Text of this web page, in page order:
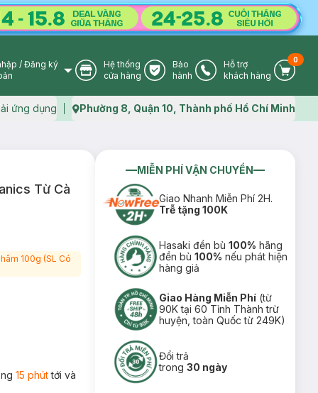
User Icon
/ Đăng ký
Store Icon
Hệ thống
cửa hàng
Warranty Icon
Bảo
hành
Phone Icon
Hỗ trợ
khách hàng
Cart
0
ứng dụng Map icon
Phường 8, Quận 10, Thành phố Hồ Chí Minh
Từ Cà
100g (SL Có
15 phúttới và
MIỄN PHÍ VẬN CHUYỂN
Giao Nhanh Miễn Phí 2H.
Trễ tặng 100K
Hasaki đền bù100% hãng
đền bù100% nếu phát hiện
hàng giả
Giao Hàng Miễn Phí (từ
90K tại 60 Tỉnh Thành trừ
huyện, toàn Quốc từ 249K)
Đổi trả
trong30 ngày